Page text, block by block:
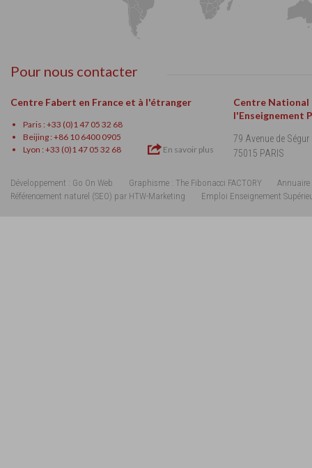
Pour nous contacter
Centre Fabert en France et à l'étranger
Paris : +33 (0)1 47 05 32 68
Beijing : +86 10 6400 0905
Lyon : +33 (0)1 47 05 32 68
En savoir plus
Centre National
l'Enseignement
79 Avenue de Ségur
75015 PARIS
Développement : Go On Web Graphisme : The Fibonacci FACTORY
Annuaire
Référencement naturel (SEO) par HTW-Marketing
Emploi Enseignement